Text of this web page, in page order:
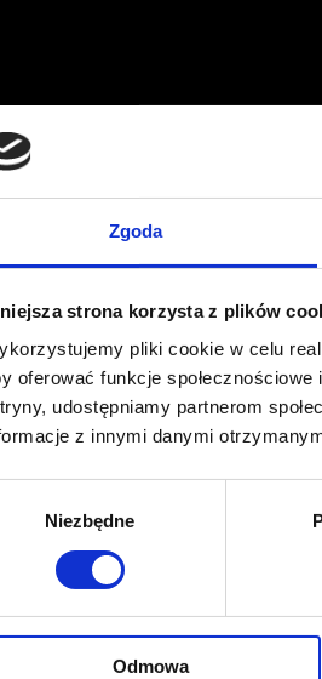
Zgoda
strona korzysta z plików
pliki cookie w celu
oferować funkcje
udostępniamy partnerom
z innymi danymi
Niezbędne
Odmowa